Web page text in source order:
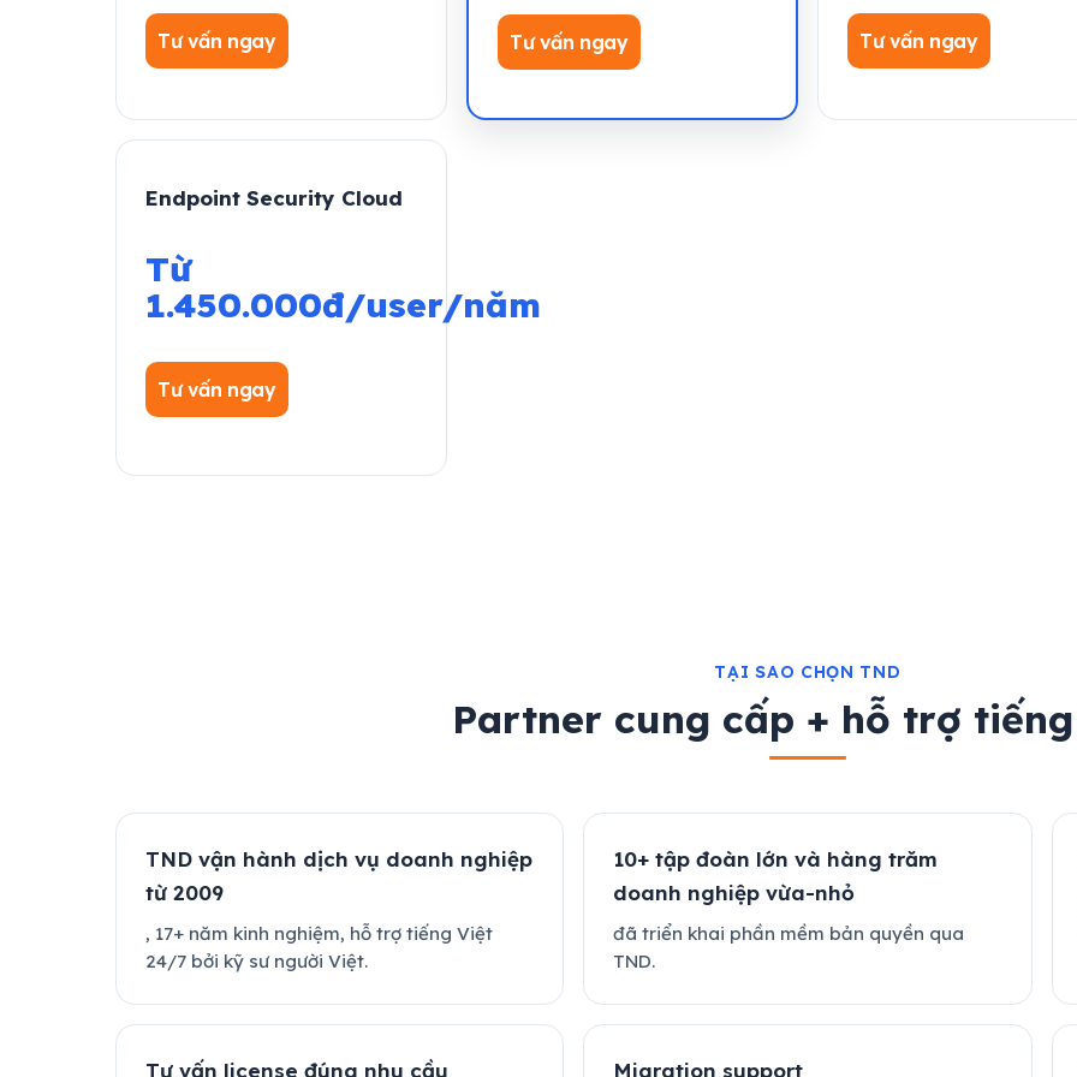
Tư vấn ngay Tư vấn ngay Tư vấn ngay
Endpoint Security Cloud
Từ
1.450.000đ/user/năm
Tư vấn ngay
TẠI SAO CHỌN TND
Partner cung cấp + hỗ trợ
TND vận hành dịch vụ doanh nghiệp
từ 2009
, 17+ năm kinh nghiệm, hỗ trợ tiếng Việt
24/7 bởi kỹ sư người Việt.
10+ tập đoàn lớn và hàng trăm
doanh nghiệp vừa-nhỏ
đã triển khai phần mềm bản quyền qua
TND.
Tư vấn license đúng nhu cầu Migration support